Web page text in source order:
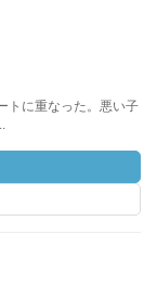
トに重なった。悪い子